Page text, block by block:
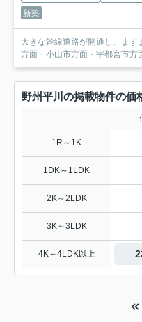
新築
大きな幹線道路が開通し、ま
方面・小山市方面・宇都宮市方
野州平川の掲載物件の価
1R～1K
1DK～1LDK
2K～2LDK
3K～3LDK
4K～4LDK以上